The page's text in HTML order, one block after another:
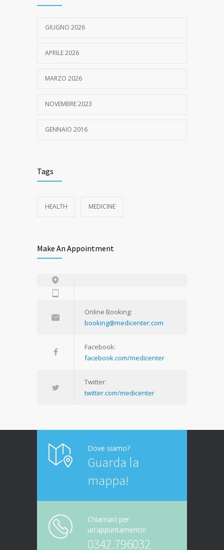
GIUGNO 2026
APRILE 2026
MARZO 2026
NOVEMBRE 2023
GENNAIO 2016
Tags
HEALTH MEDICINE
Make An Appointment
Online Booking:
booking@medicenter.com
Facebook:
facebook.com/medicenter
Twitter:
twitter.com/medicenter
Dove siamo?
Guarda la
mappa!
Chiamaci per
un’appuntamento!
0342.796032